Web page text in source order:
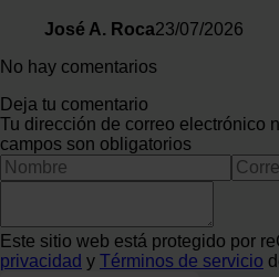
José A. Roca23/07/2026
No hay comentarios
Deja tu comentario
Tu dirección de correo electrónico
campos son obligatorios
Este sitio web está protegido por
privacidad y Términos de servicio